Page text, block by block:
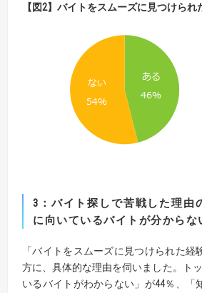
【 図2】 バイトをスムーズに見つけられ
3：バイト探しで苦戦した理由
に向いているバイトが分からな
「バイトをスムーズに見つけられた経
方に、具体的な理由を伺いました。ト
いるバイトがわからない」が44％、「